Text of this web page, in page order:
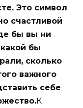
Это символ
счастливой
бы вы ни
бы
сколько
важного
себе
К